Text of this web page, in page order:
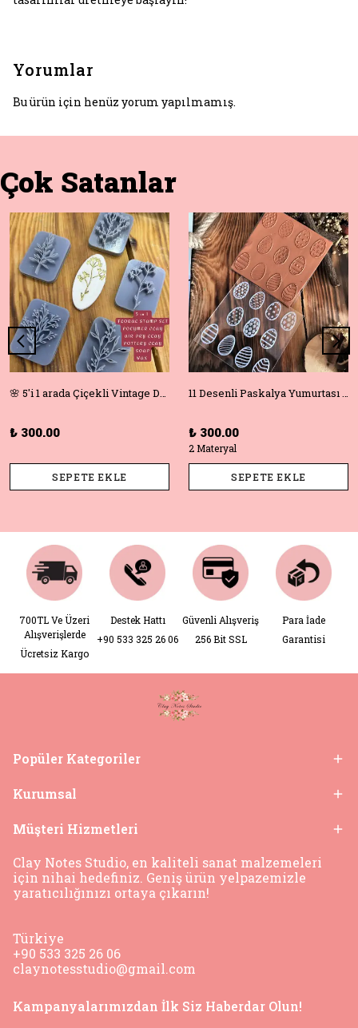
Yorumlar
Bu ürün için henüz yorum yapılmamış.
Çok Satanlar
🌸 5'i 1 arada Çiçekli Vintage Deboss Damga Seti – Polimer Kil, Sabun, Seramik ve Pişirme için Mükemmel! 🌸
₺ 300.00
SEPETE EKLE
11 Desenli Paskalya Yumurtası Doku Matı +Hediye Kalıp | Polimer Kil & Hava ile Kuruyan Kil için Damga
₺ 300.00
2 Materyal
SEPETE EKLE
700TL Ve Üzeri
Alışverişlerde
Ücretsiz Kargo
Destek Hattı
+90 533 325 26 06
Güvenli Alışveriş
256 Bit SSL
Para İade
Garantisi
Popüler Kategoriler
Kurumsal
Müşteri Hizmetleri
Clay Notes Studio, en kaliteli sanat malzemeleri
için nihai hedefiniz. Geniş ürün yelpazemizle
yaratıcılığınızı ortaya çıkarın!
Türkiye
+90 533 325 26 06
claynotesstudio@gmail.com
Kampanyalarımızdan İlk Siz Haberdar Olun!